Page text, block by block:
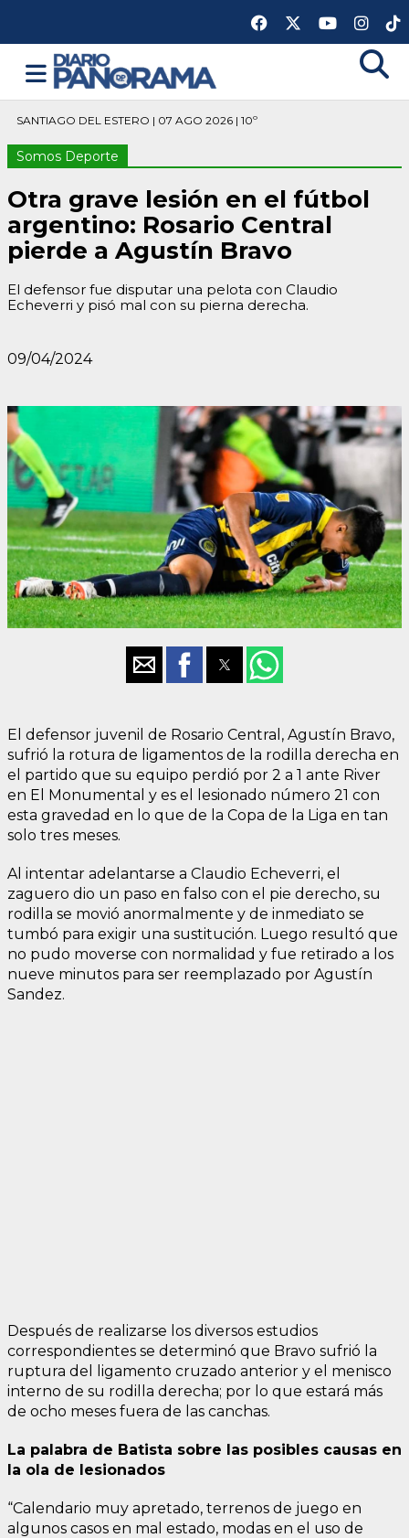
SANTIAGO DEL ESTERO | 07 AGO 2026 | 10º
Somos Deporte
Otra grave lesión en el fútbol
argentino: Rosario Central
pierde a Agustín Bravo
El defensor fue disputar una pelota con Claudio
Echeverri y pisó mal con su pierna derecha.
09/04/2024
El defensor juvenil de Rosario Central, Agustín Bravo,
sufrió la rotura de ligamentos de la rodilla derecha en
el partido que su equipo perdió por 2 a 1 ante River
en El Monumental y es el lesionado número 21 con
esta gravedad en lo que de la Copa de la Liga en tan
solo tres meses.
Al intentar adelantarse a Claudio Echeverri, el
zaguero dio un paso en falso con el pie derecho, su
rodilla se movió anormalmente y de inmediato se
tumbó para exigir una sustitución. Luego resultó que
no pudo moverse con normalidad y fue retirado a los
nueve minutos para ser reemplazado por Agustín
Sandez.
Después de realizarse los diversos estudios
correspondientes se determinó que Bravo sufrió la
ruptura del ligamento cruzado anterior y el menisco
interno de su rodilla derecha; por lo que estará más
de ocho meses fuera de las canchas.
La palabra de Batista sobre las posibles causas en
la ola de lesionados
“Calendario muy apretado, terrenos de juego en
algunos casos en mal estado, modas en el uso de